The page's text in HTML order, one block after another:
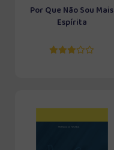
Por Que Não Sou Mais
Espírita